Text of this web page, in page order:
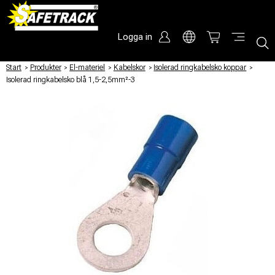
Logga in
Start / Produkter / El-materiel / Kabelskor / Isolerad ringkabelsko koppar /
Isolerad ringkabelsko blå 1,5-2,5mm²-3